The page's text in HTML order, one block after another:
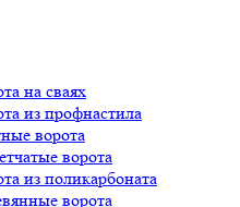
на сваях
из профнастила
ворота
ворота
из поликарбоната
ворота